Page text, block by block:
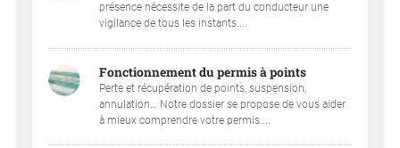
présence nécessite de la part du conducteur une
vigilance de tous les instants....
Fonctionnement du permis à points
Perte et récupération de points, suspension,
annulation… Notre dossier se propose de vous aider
à mieux comprendre votre permis....